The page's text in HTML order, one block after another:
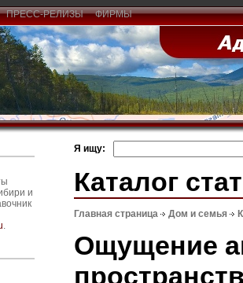
ПРЕСС-РЕЛИЗЫ ФИРМЫ
и
.
Я ищу:
Каталог
Главная страница Дом и семья
Ощущение